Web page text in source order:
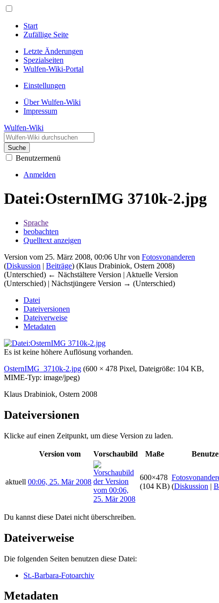
Start
Zufällige Seite
Letzte Änderungen
Spezialseiten
Wulfen-Wiki-Portal
Einstellungen
Über Wulfen-Wiki
Impressum
Wulfen-Wiki
Suche
Benutzermenü
Anmelden
Datei:OsternIMG 3710k-2.jpg
Sprache
beobachten
Quelltext anzeigen
Version vom 25. März 2008, 00:06 Uhr von Fotosvonanderen
(Diskussion | Beiträge) (Klaus Drabiniok, Ostern 2008)
(Unterschied) ← Nächstältere Version | Aktuelle Version
(Unterschied) | Nächstjüngere Version → (Unterschied)
Datei
Dateiversionen
Dateiverweise
Metadaten
Es ist keine höhere Auflösung vorhanden.
OsternIMG_3710k-2.jpg (600 × 478 Pixel, Dateigröße: 104 KB,
MIME-Typ: image/jpeg)
Klaus Drabiniok, Ostern 2008
Dateiversionen
Klicke auf einen Zeitpunkt, um diese Version zu laden.
Version vom Vorschaubild Maße
aktuell 00:06, 25. Mär 2008
600×478
(104 KB) (Diskussion |
Du kannst diese Datei nicht überschreiben.
Dateiverweise
Die folgenden Seiten benutzen diese Datei:
St.-Barbara-Fotoarchiv
Metadaten